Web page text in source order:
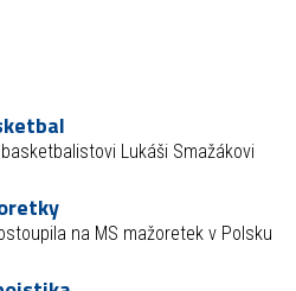
Lukáši Smažákovi
na MS mažoretek v Polsku